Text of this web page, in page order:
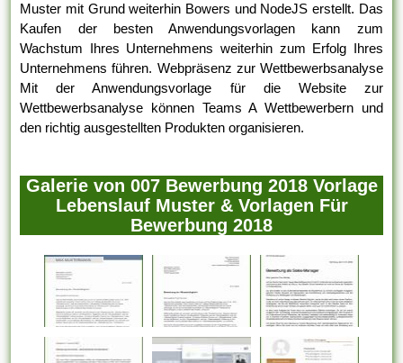
Muster mit Grund weiterhin Bowers und NodeJS erstellt. Das
Kaufen der besten Anwendungsvorlagen kann zum
Wachstum Ihres Unternehmens weiterhin zum Erfolg Ihres
Unternehmens führen. Webpräsenz zur Wettbewerbsanalyse
Mit der Anwendungsvorlage für die Website zur
Wettbewerbsanalyse können Teams A Wettbewerbern und
den richtig ausgestellten Produkten organisieren.
Galerie von 007 Bewerbung 2018 Vorlage
Lebenslauf Muster & Vorlagen Für
Bewerbung 2018